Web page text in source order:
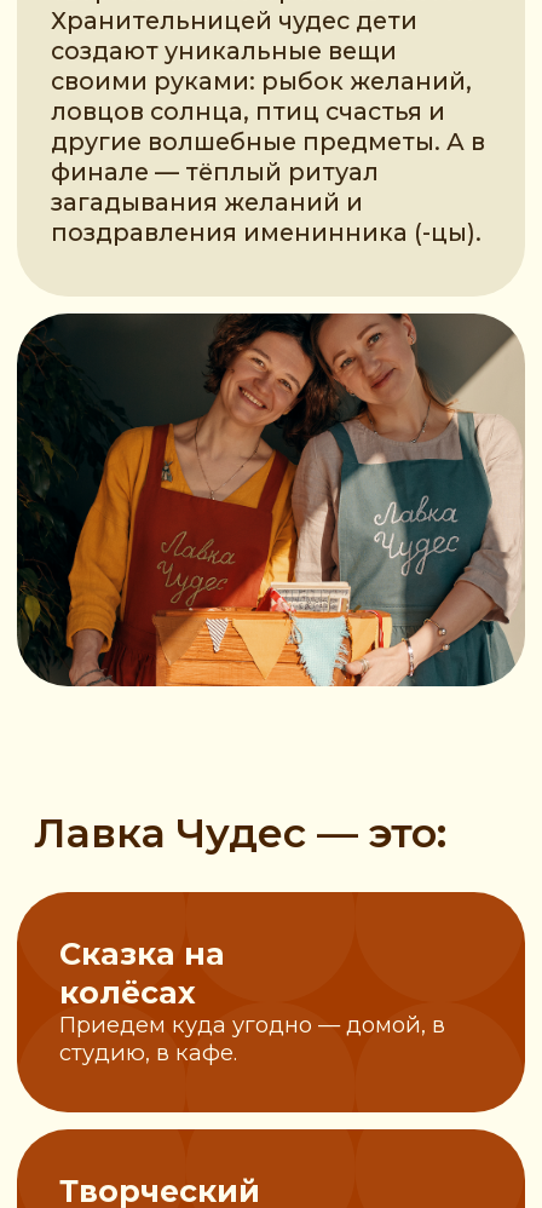
Лавка Чудес — это:
Время волшебства
и осмысленного
творчества
Творческий
праздник
Каждая вещь становится символом
Полуторачасовой праздник
с творческой мастерской
в центре внимания.
Сказка на
колёсах
— всего один день. Лавка
Чудес приедет к вам уже